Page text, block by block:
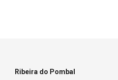
Ribeira do Pombal